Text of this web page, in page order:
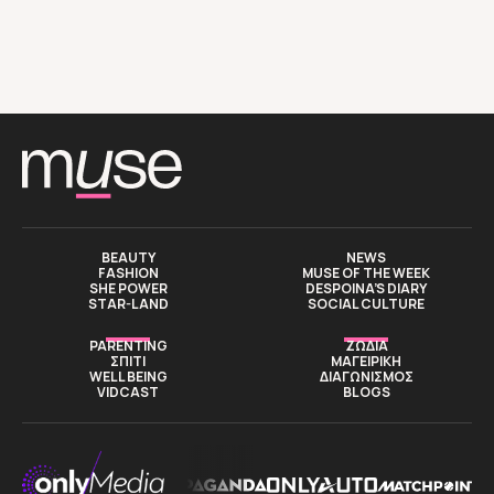
BEAUTY
FASHION
SHE POWER
STAR-LAND
NEWS
MUSE OF THE WEEK
DESPOINA’S DIARY
SOCIAL CULTURE
PARENTING
ΣΠΙΤΙ
WELL BEING
VIDCAST
ΖΩΔΙΑ
ΜΑΓΕΙΡΙΚΗ
ΔΙΑΓΩΝΙΣΜΟΣ
BLOGS